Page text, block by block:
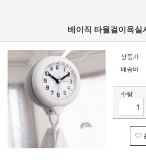
베이직 타월걸이욕실
상품가
배송비
수량